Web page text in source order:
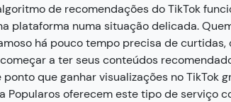
de recomendações do TikTok
plataforma numa situação delicada.
há pouco tempo precisa de
a ter seus conteúdos
que ganhar visualizações no TikTok
Popularos oferecem este tipo de serviço